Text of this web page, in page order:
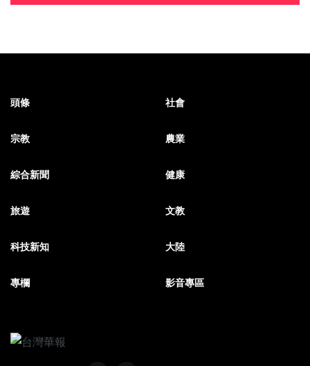
頭條 社會
宗教 農業
綜合新聞 健康
旅遊 文教
科技新知 大陸
專欄 影音專區